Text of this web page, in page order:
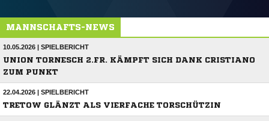
MANNSCHAFTS-NEWS
10.05.2026 | SPIELBERICHT
UNION TORNESCH 2.FR. KÄMPFT SICH DANK CRISTIANO
ZUM PUNKT
22.04.2026 | SPIELBERICHT
TRETOW GLÄNZT ALS VIERFACHE TORSCHÜTZIN